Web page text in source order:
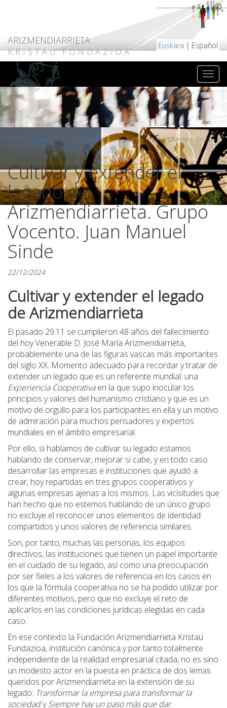
ARIZMENDIARRIETA
KRISTAU FUNDAZIOA
Euskara | Español
Inicio/ Artículos /Cultivar y extender el legado de Arizmendiarrieta. Grupo
Vocento. Juan Manuel Sinde
Cultivar y extender el
legado de
Arizmendiarrieta. Grupo
Vocento. Juan Manuel
Sinde
22/12/2024
Cultivar y extender el legado
de Arizmendiarrieta
El pasado 29.11 se cumplieron 48 años del fallecimiento
del hoy Venerable D. José María Arizmendiarrieta,
probablemente una de las figuras vascas más importantes
del siglo XX. Momento adecuado para recordar y tratar de
extender un legado que es un referente mundial: una
Experiencia Cooperativaen la que supo inocular los
principios y valores del humanismo cristiano y que es un
motivo de orgullo para los participantes en ella y un motivo
de admiración para muchos pensadores y expertos
mundiales en el ámbito empresarial.
Por ello, si hablamos de cultivar su legado estamos
hablando de conservar, mejorar si cabe, y en todo caso
desarrollar las empresas e instituciones que ayudó a
crear, hoy repartidas en tres grupos cooperativos y
algunas empresas ajenas a los mismos. Las vicisitudes que
han hecho que no estemos hablando de un único grupo
no excluye el reconocer unos elementos de identidad
compartidos y unos valores de referencia similares.
Son, por tanto, muchas las personas, los equipos
directivos, las instituciones que tienen un papel importante
en el cuidado de su legado, así como una preocupación
por ser fieles a los valores de referencia en los casos en
los que la fórmula cooperativa no se ha podido utilizar por
diferentes motivos, pero que no excluye el reto de
aplicarlos en las condiciones jurídicas elegidas en cada
caso.
En ese contexto la Fundación Arizmendiarrieta Kristau
Fundazioa, institución canónica y por tanto totalmente
independiente de la realidad empresarial citada, no es sino
un modesto actor en la puesta en práctica de dos lemas
queridos por Arizmendiarrieta en la extensión de su
legado: Transformar la empresa para transformar la
sociedadySiempre hay un paso más que dar.